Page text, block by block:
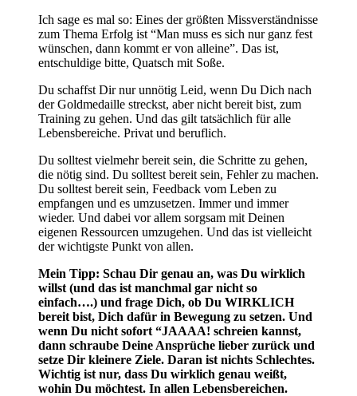
Ich sage es mal so: Eines der größten Missverständnisse
zum Thema Erfolg ist “Man muss es sich nur ganz fest
wünschen, dann kommt er von alleine”. Das ist,
entschuldige bitte, Quatsch mit Soße.
Du schaffst Dir nur unnötig Leid, wenn Du Dich nach
der Goldmedaille streckst, aber nicht bereit bist, zum
Training zu gehen. Und das gilt tatsächlich für alle
Lebensbereiche. Privat und beruflich.
Du solltest vielmehr bereit sein, die Schritte zu gehen,
die nötig sind. Du solltest bereit sein, Fehler zu machen.
Du solltest bereit sein, Feedback vom Leben zu
empfangen und es umzusetzen. Immer und immer
wieder. Und dabei vor allem sorgsam mit Deinen
eigenen Ressourcen umzugehen. Und das ist vielleicht
der wichtigste Punkt von allen.
Mein Tipp: Schau Dir genau an, was Du wirklich
willst (und das ist manchmal gar nicht so
einfach….) und frage Dich, ob Du WIRKLICH
bereit bist, Dich dafür in Bewegung zu setzen. Und
wenn Du nicht sofort “JAAAA! schreien kannst,
dann schraube Deine Ansprüche lieber zurück und
setze Dir kleinere Ziele. Daran ist nichts Schlechtes.
Wichtig ist nur, dass Du wirklich genau weißt,
wohin Du möchtest. In allen Lebensbereichen.